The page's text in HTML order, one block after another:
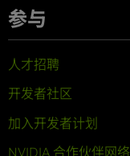
参与
人才招聘
开发者社区
加入开发者计划
NVIDIA 合作伙伴网络